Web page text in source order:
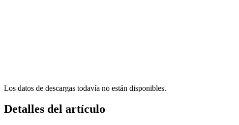
Los datos de descargas todavía no están disponibles.
Detalles del artículo